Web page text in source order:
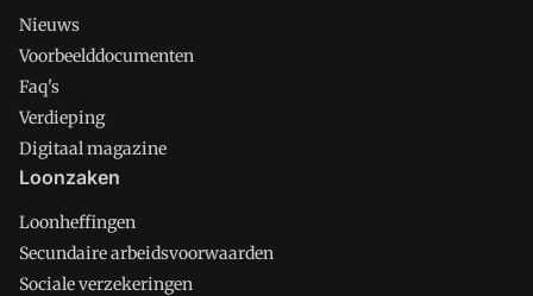
Nieuws
Voorbeelddocumenten
Faq's
Verdieping
Digitaal magazine
Loonzaken
Loonheffingen
Secundaire arbeidsvoorwaarden
Sociale verzekeringen